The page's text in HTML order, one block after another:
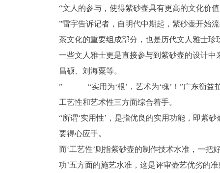
“文人的参与，使得紫砂壶具有更高的文化价
”雷宇告诉记者，自明代中期起，紫砂壶开始
茶文化的重要组成部分，也是历代文人雅士珍
一些文人雅士更是直接参与到紫砂壶的设计
昌硕、刘海粟等。
” “实用为‘根’，艺术为‘魂’！”广东衡益拍
工艺性和艺术性三方面综合着手。
“所谓‘实用性’，是指优良的实用功能，即紫
要得心应手。
而‘工艺性’则指紫砂壶的制作技术水准，一把
功’五方面的施艺水准，这是评审壶艺优劣的